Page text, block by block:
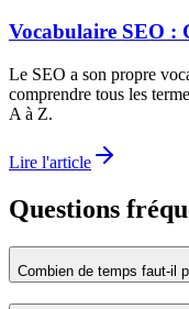
Vocabulaire SEO :
Le SEO a son propre
comprendre tous les
A à Z.
Lire l'article
Questions
Combien de temps faut-il